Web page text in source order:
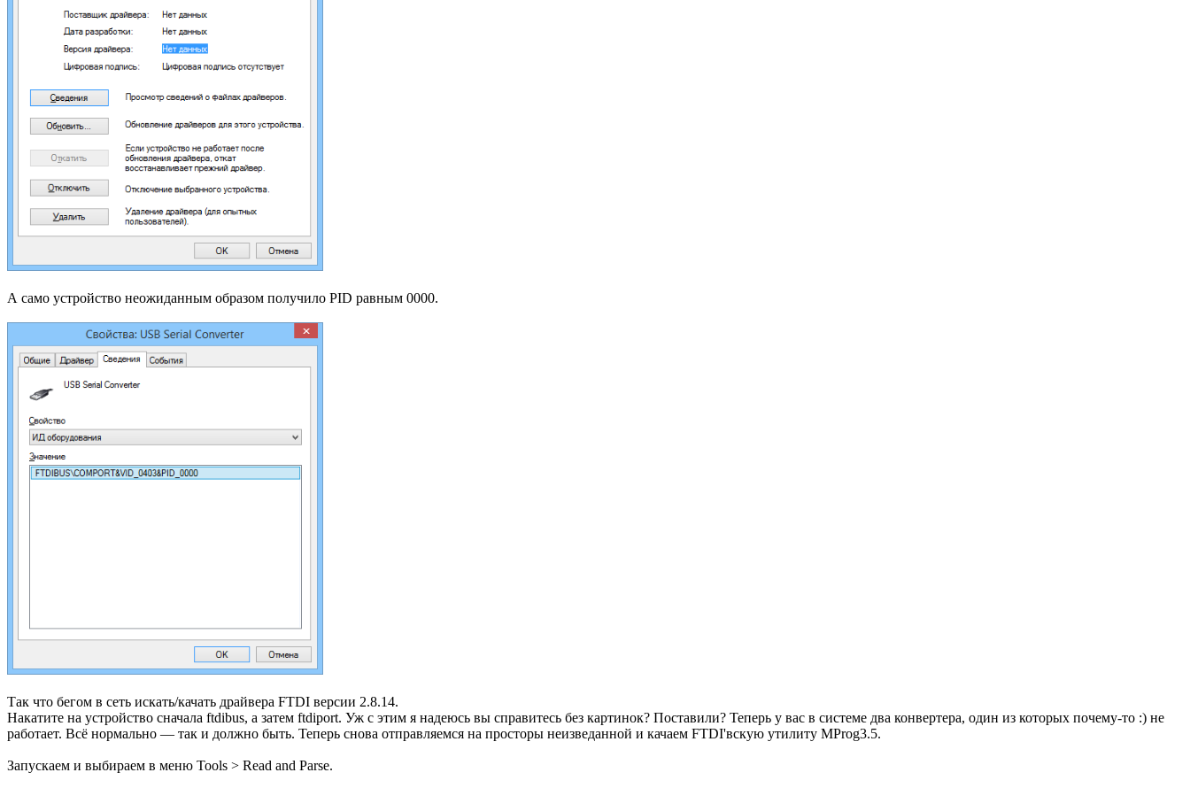
А само устройство неожиданным образом получило PID равным 0000.
Так что бегом в сеть искать/качать драйвера FTDI версии 2.8.14.
Накатите на устройство сначала ftdibus, а затем ftdiport. Уж с этим я надеюсь вы справитесь без картинок? Поставили? Теперь у вас в системе два конвертера, один из которых почему-то :) не
работает. Всё нормально — так и должно быть. Теперь снова отправляемся на просторы неизведанной и качаем FTDI'вскую утилиту MProg3.5.
Запускаем и выбираем в меню Tools > Read and Parse.